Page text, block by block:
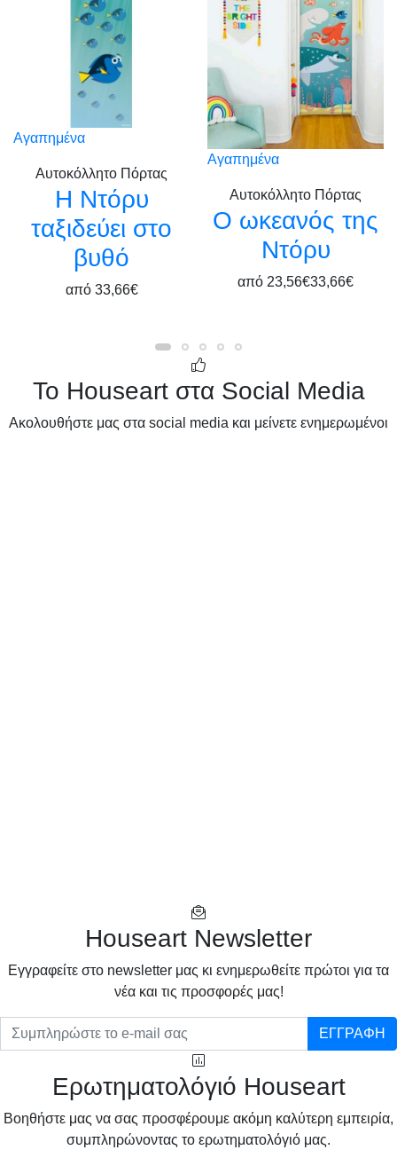
Αγαπημένα
Αυτοκόλλητο Πόρτας
Η Ντόρυ
ταξιδεύει στο
βυθό
από 33,66€
Αγαπημένα
Αυτοκόλλητο Πόρτας
Ο ωκεανός της
Ντόρυ
από 23,56€33,66€
Το Houseart στα Social Media
Ακολουθήστε μας στα social media και μείνετε ενημερωμένοι
Houseart Newsletter
Eγγραφείτε στο newsletter μας κι ενημερωθείτε πρώτοι για τα
νέα και τις προσφορές μας!
ΕΓΓΡΑΦΗ
Ερωτηματολόγιό Houseart
Βοηθήστε μας να σας προσφέρουμε ακόμη καλύτερη εμπειρία,
συμπληρώνοντας το ερωτηματολόγιό μας.